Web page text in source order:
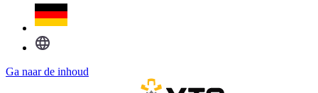
Ga naar de inhoud